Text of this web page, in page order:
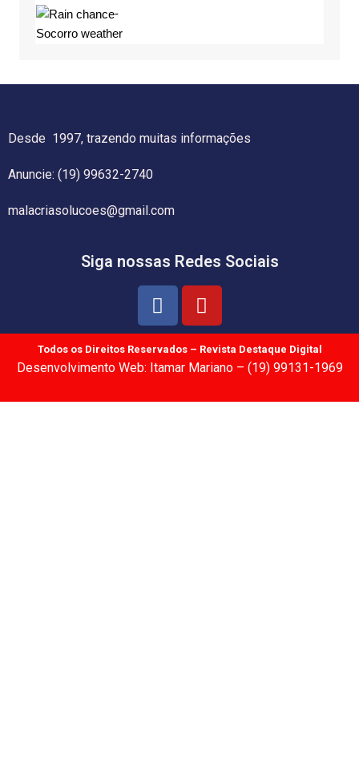
-
Socorro weather
Desde 1997, trazendo muitas informações
Anuncie: (19) 99632-2740
malacriasolucoes@gmail.com
Siga nossas Redes Sociais
Todos os Direitos Reservados – Revista Destaque Digital
Desenvolvimento Web: Itamar Mariano – (19) 99131-1969